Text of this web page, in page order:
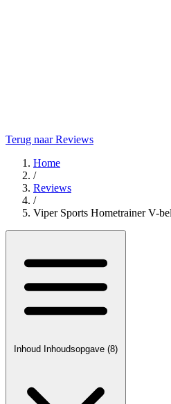
Terug naar Reviews
Home
/
Reviews
/
Viper Sports Hometrainer V-
Inhoud Inhoudsopgave (8)